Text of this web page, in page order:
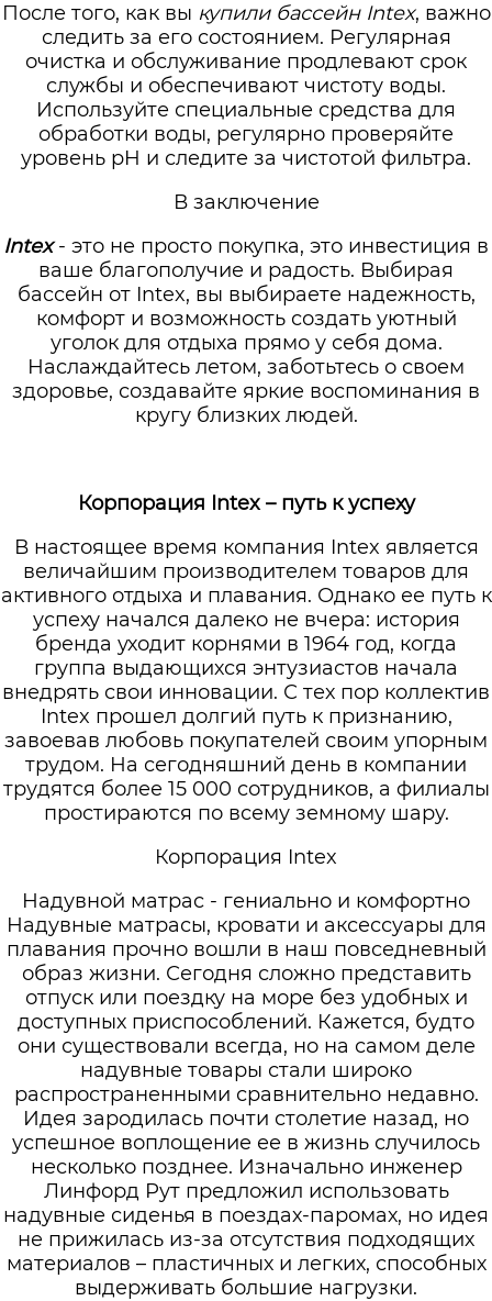
После того, как вы купили бассейн Intex, важно
следить за его состоянием. Регулярная
очистка и обслуживание продлевают срок
службы и обеспечивают чистоту воды.
Используйте специальные средства для
обработки воды, регулярно проверяйте
уровень pH и следите за чистотой фильтра.
В заключение
Intex- это не просто покупка, это инвестиция в
ваше благополучие и радость. Выбирая
бассейн от Intex, вы выбираете надежность,
комфорт и возможность создать уютный
уголок для отдыха прямо у себя дома.
Наслаждайтесь летом, заботьтесь о своем
здоровье, создавайте яркие воспоминания в
кругу близких людей.
Корпорация Intex – путь к успеху
В настоящее время компания Intex является
величайшим производителем товаров для
активного отдыха и плавания. Однако ее путь к
успеху начался далеко не вчера: история
бренда уходит корнями в 1964 год, когда
группа выдающихся энтузиастов начала
внедрять свои инновации. С тех пор коллектив
Intex прошел долгий путь к признанию,
завоевав любовь покупателей своим упорным
трудом. На сегодняшний день в компании
трудятся более 15 000 сотрудников, а филиалы
простираются по всему земному шару.
Корпорация Intex
Надувной матрас - гениально и комфортно
Надувные матрасы, кровати и аксессуары для
плавания прочно вошли в наш повседневный
образ жизни. Сегодня сложно представить
отпуск или поездку на море без удобных и
доступных приспособлений. Кажется, будто
они существовали всегда, но на самом деле
надувные товары стали широко
распространенными сравнительно недавно.
Идея зародилась почти столетие назад, но
успешное воплощение ее в жизнь случилось
несколько позднее. Изначально инженер
Линфорд Рут предложил использовать
надувные сиденья в поездах-паромах, но идея
не прижилась из-за отсутствия подходящих
материалов – пластичных и легких, способных
выдерживать большие нагрузки.